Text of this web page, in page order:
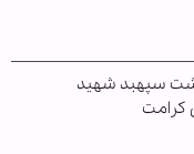
سپهبد شهید
کرامت